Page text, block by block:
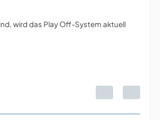
wird das Play Off-System aktuell